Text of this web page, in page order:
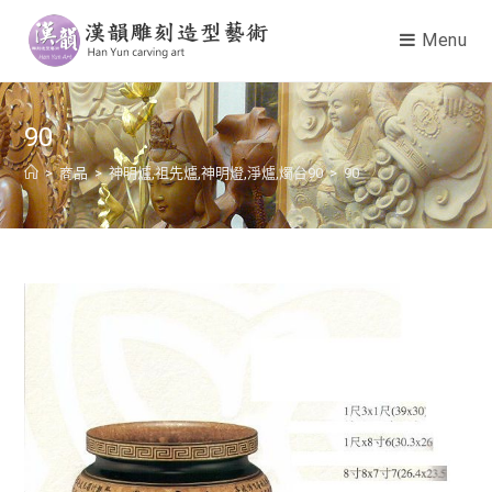
Menu
90
> 商品 > 神明爐,祖先爐,神明燈,淨爐,燭台90 > 90